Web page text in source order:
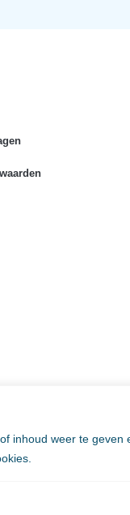
inhoud weer te geven